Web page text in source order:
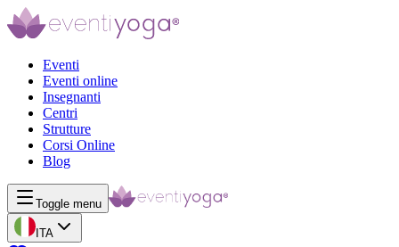
Eventi
Eventi online
Insegnanti
Centri
Strutture
Corsi Online
Blog
Toggle menu
ITA